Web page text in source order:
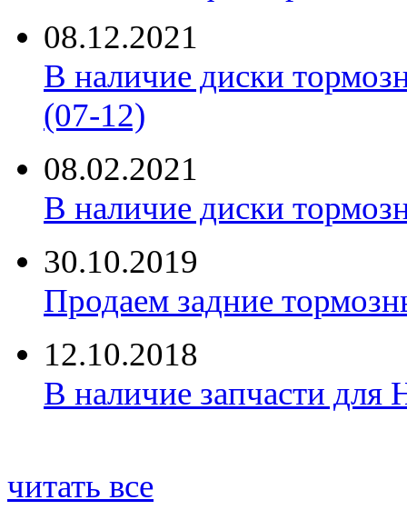
08.12.2021
В наличие диски
(07-12)
08.02.2021
В наличие диски
30.10.2019
Продаем задние
12.10.2018
В наличие запчасти для
читать все